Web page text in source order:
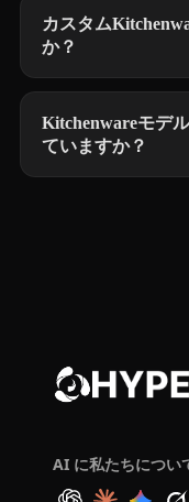
カスタム
か？
Kitchenwareモデ
ていますか？
AI に私たちについ